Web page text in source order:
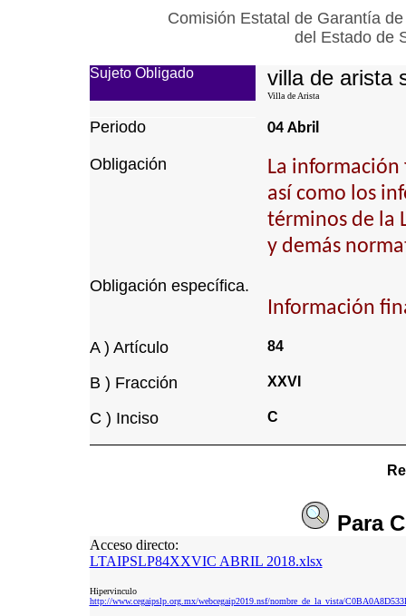
Comisión Estatal de Garantía
del Estado de
Sujeto Obligado villa de arista
Villa de Arista
Periodo 04 Abril
Obligación
La información
así como los
términos de la
y demás
Obligación específica.
Información
A ) Artículo 84
B ) Fracción XXVI
C ) Inciso C
Para
Acceso directo:
LTAIPSLP84XXVIC ABRIL 2018.xlsx
Hipervinculo
http://www.cegaipslp.org.mx/webcegaip2019.nsf/nombre_de_la_vista/